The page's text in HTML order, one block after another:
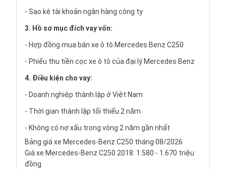
- Sao kê tài khoản ngân hàng công ty
3. Hồ sơ mục đích vay vốn:
- Hợp đồng mua bán xe ô tô Mercedes Benz C250
- Phiếu thu tiền cọc xe ô tô của đại lý Mercedes Benz
4. Điều kiện cho vay:
- Doanh nghiệp thành lập ở Việt Nam
- Thời gian thành lập tối thiểu 2 năm
- Không có nợ xấu trong vòng 2 năm gần nhất
Bảng giá xe Mercedes-Benz C250 tháng 08/2026
Giá xe Mercedes-Benz C250 2018: 1.580 - 1.670 triệu
đồng